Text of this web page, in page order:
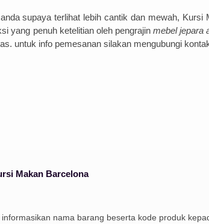
supaya terlihat lebih cantik dan mewah, Kursi
yang penuh ketelitian oleh pengrajin mebel jepara
untuk info pemesanan silakan mengubungi
Makan Barcelona
nama barang beserta kode produk